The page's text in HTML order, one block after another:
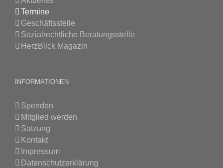
Termine
Geschäftsstelle
Sozialrechtliche Beratungsstelle
HerzBlick Magazin
INFORMATIONEN
Spenden
Mitglied werden
Satzung
Kontakt
Impressum
Datenschutzerklärung